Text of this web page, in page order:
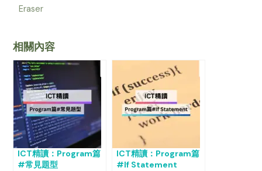
Eraser
相關內容
ICT精讀：Program篇
#常見題型
ICT精讀：Program篇
#If Statement